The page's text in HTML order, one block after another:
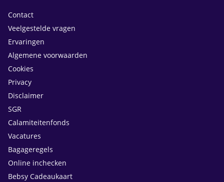
Contact
Veelgestelde vragen
Ervaringen
Algemene voorwaarden
Cookies
Privacy
Disclaimer
SGR
Calamiteitenfonds
Vacatures
Bagageregels
Online inchecken
Bebsy Cadeaukaart